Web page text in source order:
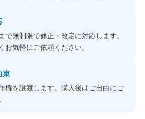
で無制限で修正・改定に対応します。
お気軽にご依頼ください。
束
権を譲渡します。購入後はご自由にご